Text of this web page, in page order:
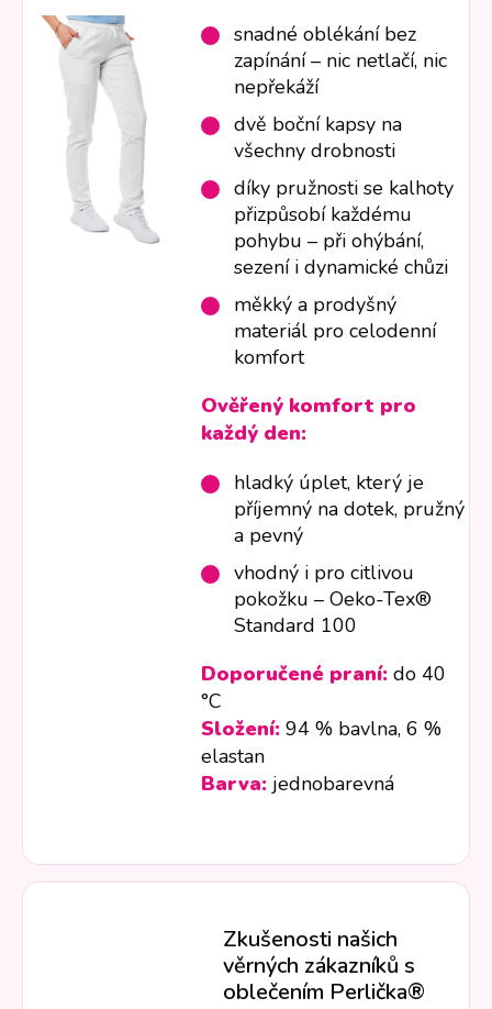
snadné oblékání bez
zapínání – nic netlačí, nic
nepřekáží
dvě boční kapsy na
všechny drobnosti
díky pružnosti se kalhoty
přizpůsobí každému
pohybu – při ohýbání,
sezení i dynamické chůzi
měkký a prodyšný
materiál pro celodenní
komfort
Ověřený komfort pro
každý den:
hladký úplet, který je
příjemný na dotek, pružný
a pevný
vhodný i pro citlivou
pokožku – Oeko-Tex®
Standard 100
Doporučené praní: do 40
°C
Složení: 94 % bavlna, 6 %
elastan
Barva: jednobarevná
Zkušenosti našich
věrných zákazníků s
oblečením Perlička®